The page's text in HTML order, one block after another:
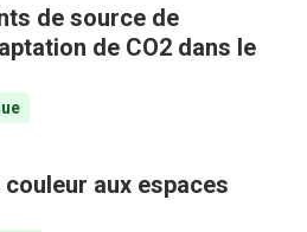
de source de
de CO2 dans le
aux espaces